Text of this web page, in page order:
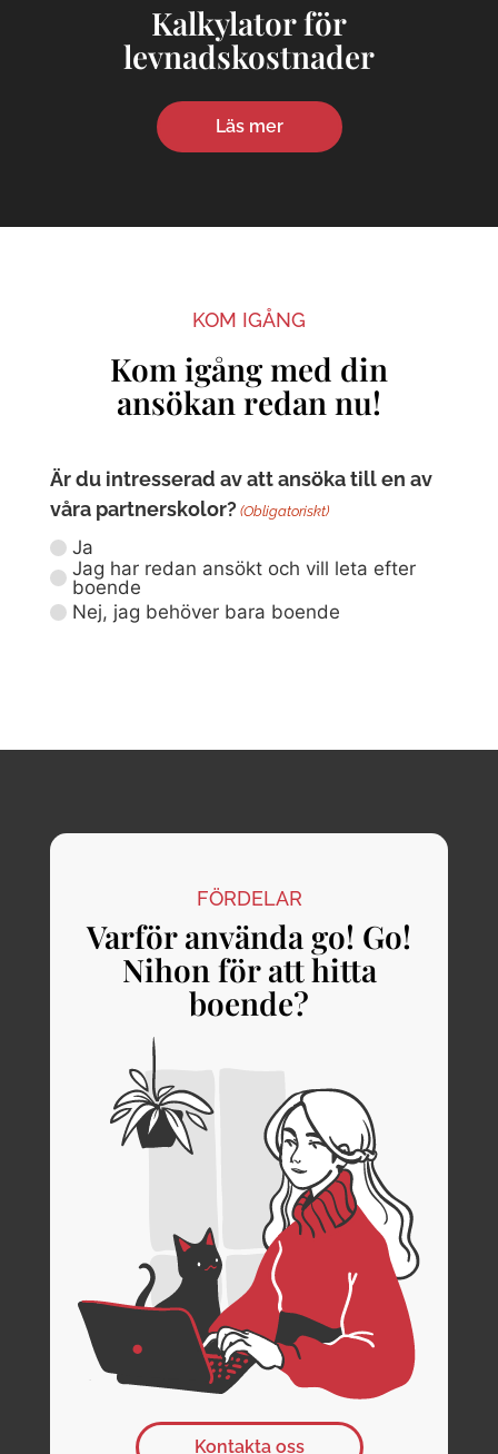
Kalkylator för
levnadskostnader
Läs mer
KOM IGÅNG
Kom igång med din
ansökan redan nu!
Är du intresserad av att ansöka till en av
våra partnerskolor? (Obligatoriskt)
Ja
Jag har redan ansökt och vill leta efter
boende
Nej, jag behöver bara boende
FÖRDELAR
Varför använda go! Go!
Nihon för att hitta
boende?
Kontakta oss